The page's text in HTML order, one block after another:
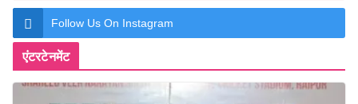
Follow Us On Instagram
एंटरटेनमेंट